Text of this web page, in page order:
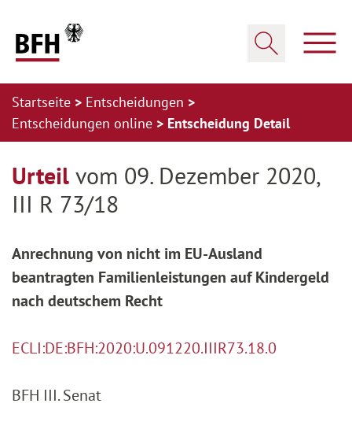
Startseite
Entscheidungen
Entscheidungen online
Entscheidung Detail
Urteil vom 09. Dezember 2020,
III R 73/18
Anrechnung von nicht im EU-Ausland
beantragten Familienleistungen auf Kindergeld
nach deutschem Recht
ECLI:DE:BFH:2020:U.091220.IIIR73.18.0
BFH III. Senat